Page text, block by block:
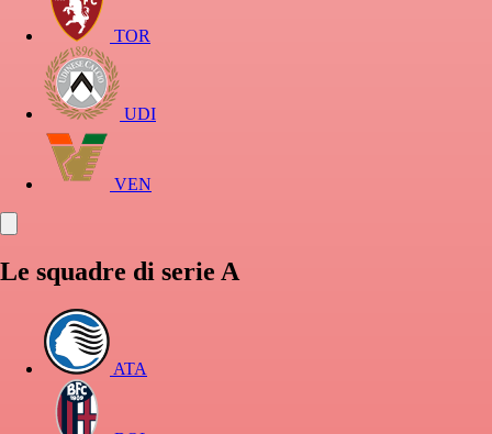
TOR
UDI
VEN
Le squadre di serie A
ATA